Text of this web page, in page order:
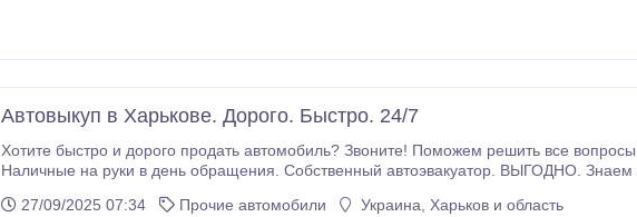
Автовыкуп в Харькове. Дорого. Быстро. 24/7
Хотите быстро и дорого продать автомобиль? Звоните! Поможем решить все
Наличные на руки в день обращения. Собственный автоэвакуатор. ВЫГОДНО. Знаем как
27/09/2025 07:34
Прочие автомобили Украина, Харьков и область